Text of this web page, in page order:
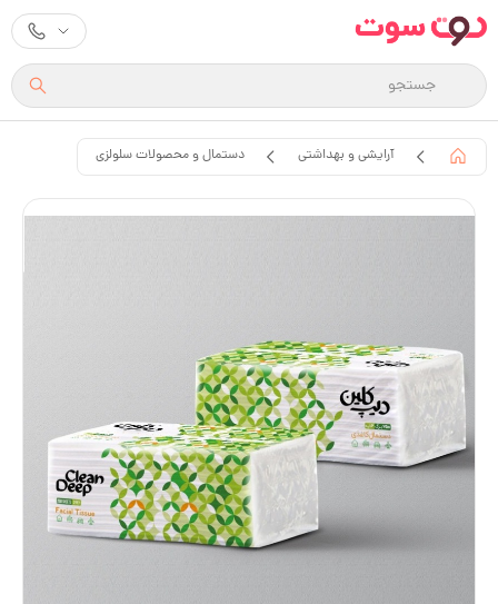
آرایشی و بهداشتی دستمال و محصولات سلولزی